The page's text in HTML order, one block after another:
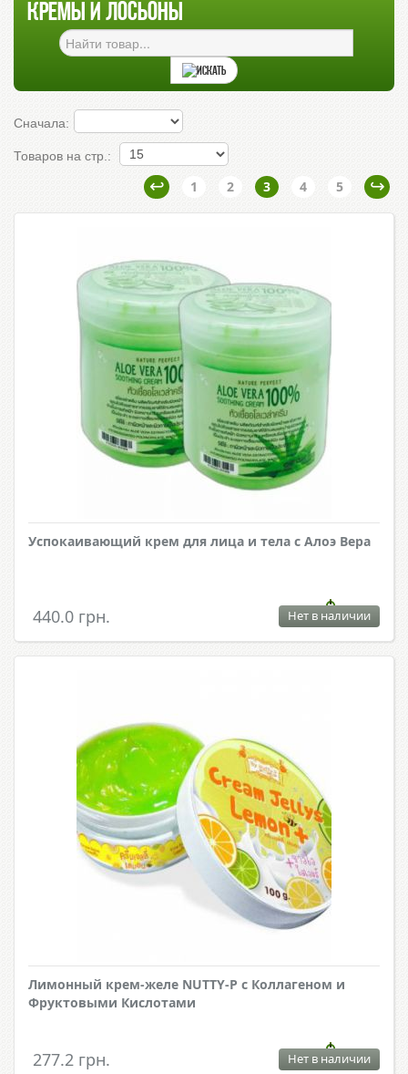
КРЕМЫ И ЛОСЬОНЫ
Сначала:
Товаров на стр.:
1 2 3 4 5
Успокаивающий крем для лица и тела с Алоэ Вера
440.0 грн. Нет в наличии
Лимонный крем-желе NUTTY-P с Коллагеном и
Фруктовыми Кислотами
277.2 грн. Нет в наличии